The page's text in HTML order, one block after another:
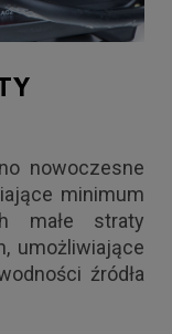
nowoczesne
minimum
małe straty
umożliwiające
źródła